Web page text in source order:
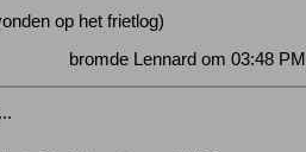
op het frietlog)
bromde Lennard om 03:48